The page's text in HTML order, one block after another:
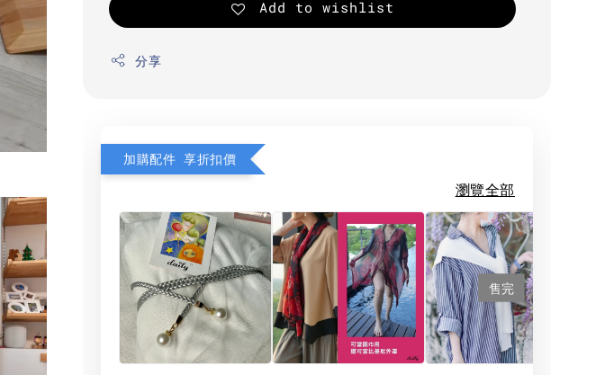
Add to wishlist
分享
加購配件 享折扣價
瀏覽全部
售完